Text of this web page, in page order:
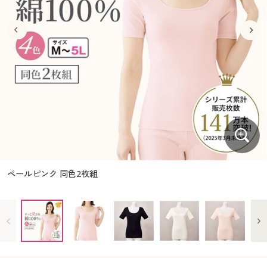
寝具・ベッド
カーテン・ラグ・ファブリック
美容・健康・サプリメント
制服・スクールすべて
制服・学生服
ジュニア・ティーンズ下着
大きいサイズ
大きいサイズ通販すべて
大きいサイズ レディース服
バーゲン
バーゲンセール
詳細検索
カタログ・チラシからのご注文
デジタルカタログ
カタログ無料プレゼント
カーテン・ラグ・ファブリック
制服・学生服
ジュニア・ティーンズ下着
大きいサイズ通販すべて
大きいサイズ レディース服
大きいサイズ レディース下着
バーゲン
バーゲンセール
シークレットセール
詳細検索
商品カテゴリ一覧
カタログ・チラシからのご注文
カタログ無料プレゼント
会員メニュー
ペールピンク 同色2枚組